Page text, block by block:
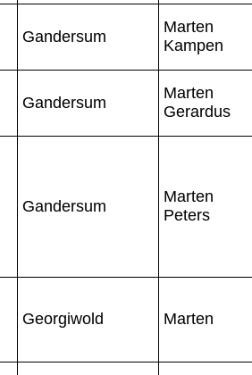
Gandersum
Marten
Kampen
Gandersum
Marten
Gerardus
Gandersum
Marten
Peters
Georgiwold Marten